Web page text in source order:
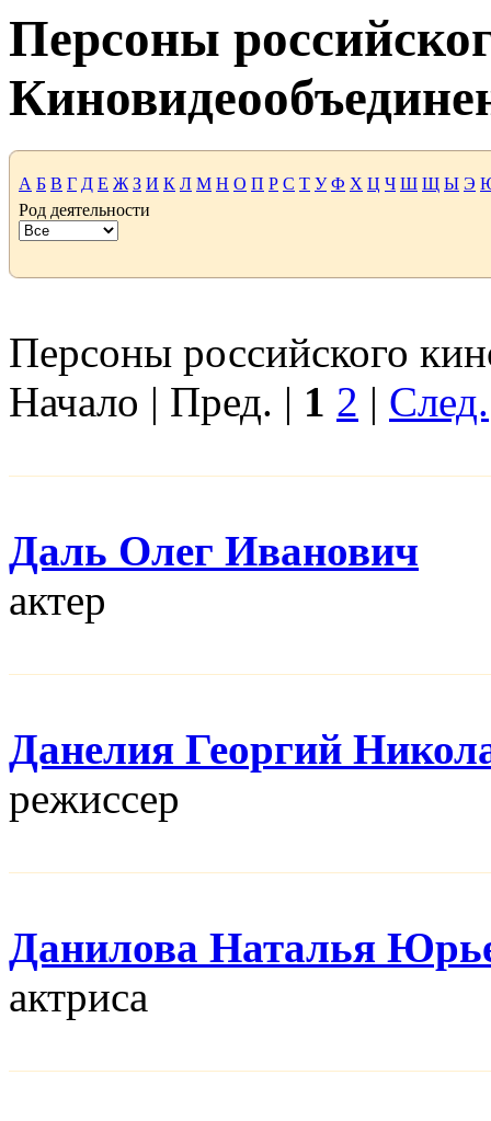
Персоны
А Б В Г Д Е Ж З И К Л М Н О П Р С Т У Ф Х Ц Ч Ш Щ Ы Э
Род деятельности
Персоны российского
Начало | Пред. | 1 2 | След.
Даль Олег Иванович
актер
Данелия Георгий
режисcер
Данилова Наталья
актриса